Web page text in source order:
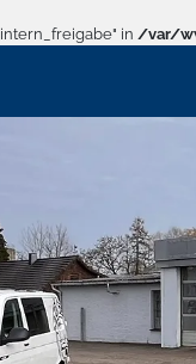
in /var/